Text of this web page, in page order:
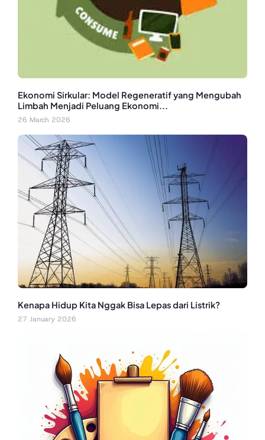
Ekonomi Sirkular: Model Regeneratif yang Mengubah
Limbah Menjadi Peluang Ekonomi...
26 March 2026
Kenapa Hidup Kita Nggak Bisa Lepas dari Listrik?
27 January 2026